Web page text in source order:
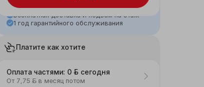
Бесплатная доставка и подъем на этаж
1 год гарантийного обслуживания
Платите как хотите
Оплата частями: 0 ƃ сегодня
От 7,75 ƃ в месяц потом